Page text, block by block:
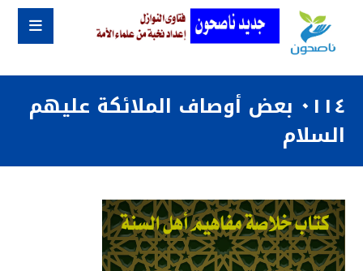
٠١١٤ بعض أوصاف الملائكة عليهم
السلام